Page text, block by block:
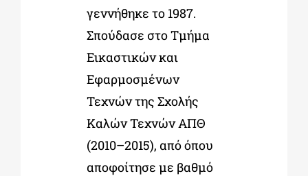
γεννήθηκε το 1987.
Σπούδασε στο Τμήμα
Εικαστικών και
Εφαρμοσμένων
Τεχνών της Σχολής
Καλών Τεχνών ΑΠΘ
(2010–2015), από όπου
αποφοίτησε με βαθμό